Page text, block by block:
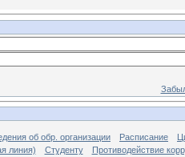
об обр. организации Расписание
линия)
Студенту
Противодействие